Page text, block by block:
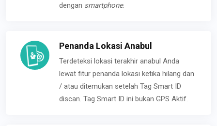
dengan smartphone.
Penanda Lokasi Anabul
Terdeteksi lokasi terakhir anabul Anda
lewat fitur penanda lokasi ketika hilang dan
/ atau ditemukan setelah Tag Smart ID
discan. Tag Smart ID ini bukan GPS Aktif.